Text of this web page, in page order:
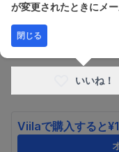
販売価格
¥12,000,000
いいね！
Viilaで購入すると
が変更されたときにメ
閉じる